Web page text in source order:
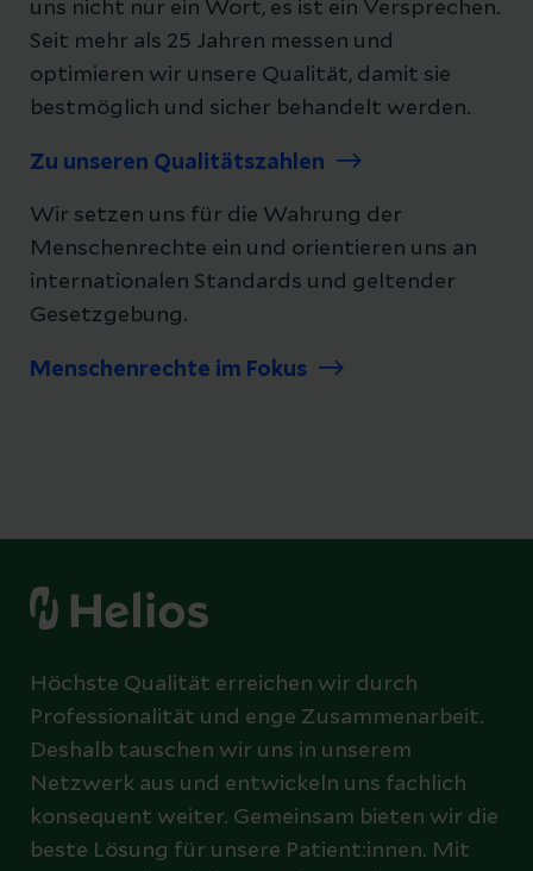
uns nicht nur ein Wort, es ist ein Versprechen.
Seit mehr als 25 Jahren messen und
optimieren wir unsere Qualität, damit sie
bestmöglich und sicher behandelt werden.
Zu unseren Qualitätszahlen
Wir setzen uns für die Wahrung der
Menschenrechte ein und orientieren uns an
internationalen Standards und geltender
Gesetzgebung.
Menschenrechte im Fokus
Höchste Qualität erreichen wir durch
Professionalität und enge Zusammenarbeit.
Deshalb tauschen wir uns in unserem
Netzwerk aus und entwickeln uns fachlich
konsequent weiter. Gemeinsam bieten wir die
beste Lösung für unsere Patient:innen. Mit